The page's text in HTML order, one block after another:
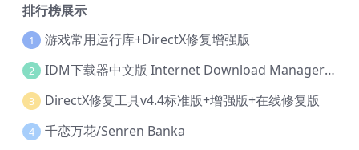
排行榜展示
1 游戏常用运行库+DirectX修复增强版
2 IDM下载器中文版 Internet Download Manager v6.42.36 IDM
3 DirectX修复工具v4.4标准版+增强版+在线修复版
4 千恋万花/Senren Banka